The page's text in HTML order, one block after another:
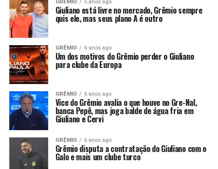
GRÊMIO 5 anos ago
Giuliano está livre no mercado, Grêmio sempre
quis ele, mas seus plano A é outro
GRÊMIO 6 anos ago
Um dos motivos do Grêmio perder o Giuliano
para clube da Europa
GRÊMIO 6 anos ago
Vice do Grêmio avalia o que houve no Gre-Nal,
banca Pepê, mas joga balde de água fria em
Giuliano e Cervi
GRÊMIO 6 anos ago
Grêmio disputa a contratação do Giuliano com o
Galo e mais um clube turco